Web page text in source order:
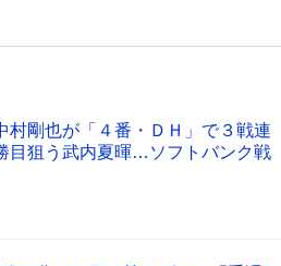
村剛也が「４番・ＤＨ」で３戦連
狙う武内夏暉…ソフトバンク戦